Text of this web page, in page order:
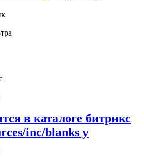
в каталоге битрикс
inc/blanks у